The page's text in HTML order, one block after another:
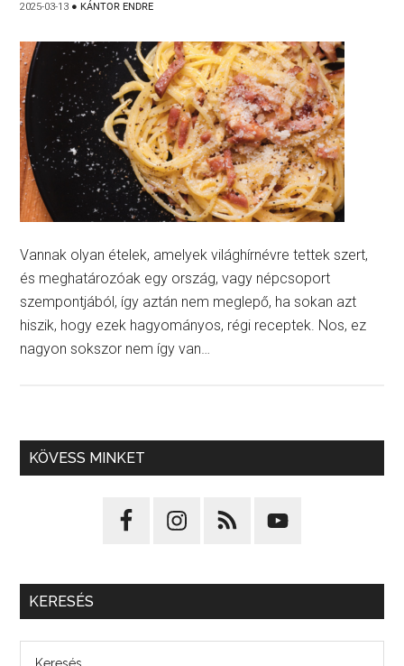
2025-03-13 ● KÁNTOR ENDRE
Vannak olyan ételek, amelyek világhírnévre tettek szert,
és meghatározóak egy ország, vagy népcsoport
szempontjából, így aztán nem meglepő, ha sokan azt
hiszik, hogy ezek hagyományos, régi receptek. Nos, ez
nagyon sokszor nem így van…
KÖVESS MINKET
KERESÉS